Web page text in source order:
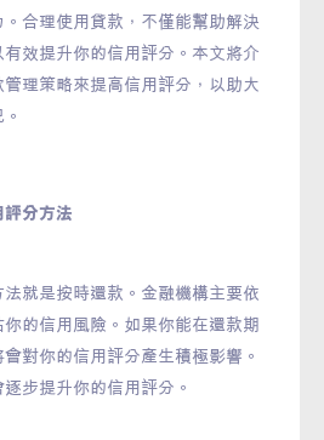
合理使用貸款，不僅能幫助解決
效提升你的信用評分。本文將介
理策略來提高信用評分，以助大
分方法
就是按時還款。金融機構主要依
的信用風險。如果你能在還款期
對你的信用評分產生積極影響。
步提升你的信用評分。